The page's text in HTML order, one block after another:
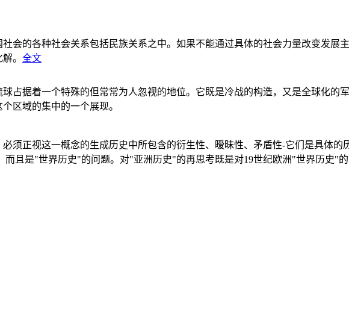
会的各种社会关系包括民族关系之中。如果不能通过具体的社会力量改变发展
。 全文
占据着一个特殊的但常常为人忽视的地位。它既是冷战的构造，又是全球化的
区域的集中的一个展现。
须正视这一概念的生成历史中所包含的衍生性、暧昧性、矛盾性-它们是具体
且是"世界历史"的问题。对"亚洲历史"的再思考既是对19世纪欧洲"世界历史"